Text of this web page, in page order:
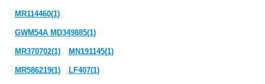
MR114460(1)
GWM54A MD349885(1)
MR370702(1) MN191145(1)
MR586219(1) LF407(1)